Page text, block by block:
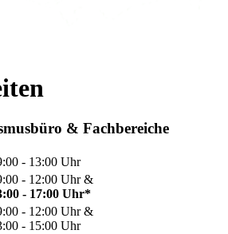
& Fachbereiche
- 13:00 Uhr
- 12:00 Uhr &
- 17:00 Uhr*
- 12:00 Uhr &
- 15:00 Uhr